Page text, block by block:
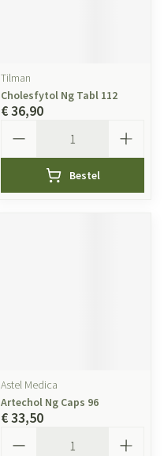
Tilman
Cholesfytol Ng Tabl 112
€ 36,90
Bestel
Astel Medica
Artechol Ng Caps 96
€ 33,50